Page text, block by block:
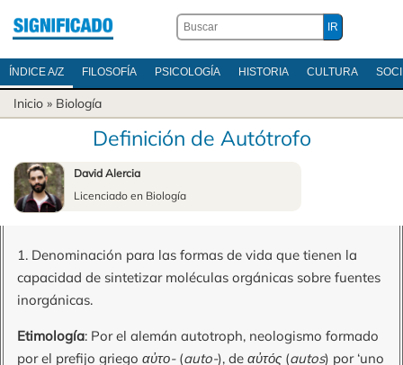
ÍNDICE A/Z FILOSOFÍA PSICOLOGÍA HISTORIA CULTURA
Inicio » Biología
Definición de Autótrofo
David Alercia
Licenciado en Biología
1. Denominación para las formas de vida que tienen la
capacidad de sintetizar moléculas orgánicas sobre fuentes
inorgánicas.
Etimología: Por el alemán autotroph, neologismo formado
por el prefijo griego αὐτο-(auto-), de αὐτός (autos) por ‘uno